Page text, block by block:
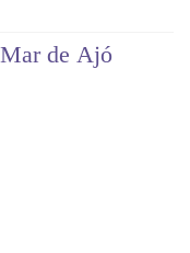
de Ajó